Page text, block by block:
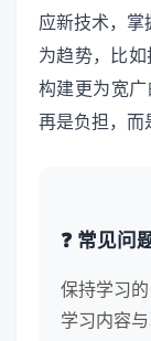
应新技术，掌
为趋势，比
构建更为宽
再是负担，而
❓ 常见问
保持学习
学习内容